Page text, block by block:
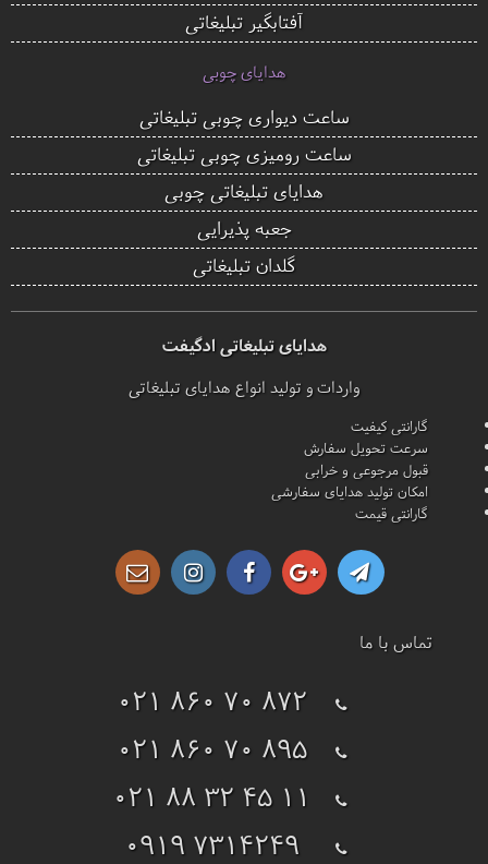
آفتابگیر تبلیغاتی
هدایای چوبی
ساعت دیواری چوبی تبلیغاتی
ساعت رومیزی چوبی تبلیغاتی
هدایای تبلیغاتی چوبی
جعبه پذیرایی
گلدان تبلیغاتی
هدایای تبلیغاتی ادگیفت
واردات و تولید انواع هدایای تبلیغاتی
گارانتی کیفیت
سرعت تحویل سفارش
قبول مرجوعی و خرابی
امکان تولید هدایای سفارشی
گارانتی قیمت
تماس با ما
021 860 70 872
021 860 70 895
021 88 32 45 11
0919 7314249